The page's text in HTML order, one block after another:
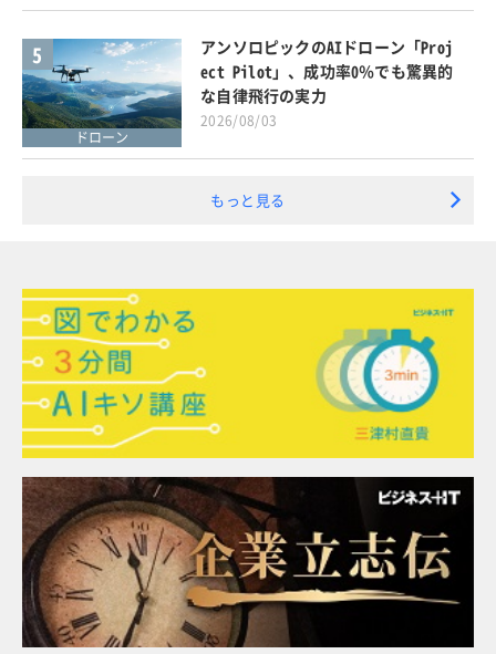
5
ドローン
アンソロピックのAIドローン「Proj
ect Pilot」、成功率0％でも驚異的
な自律飛行の実力
2026/08/03
もっと見る